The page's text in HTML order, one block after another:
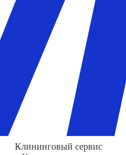
Клининговый сервис